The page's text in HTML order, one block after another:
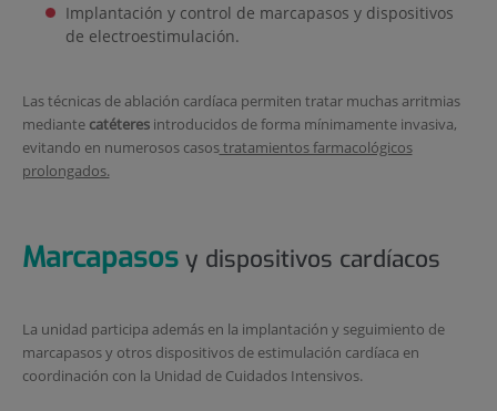
Implantación y control de marcapasos y dispositivos
de electroestimulación.
Las técnicas de ablación cardíaca permiten tratar muchas arritmias
mediante catéteresintroducidos de forma mínimamente invasiva,
evitando en numerosos casostratamientos farmacológicos
prolongados.
Marcapasosy dispositivos cardíacos
La unidad participa además en la implantación y seguimiento de
marcapasos y otros dispositivos de estimulación cardíaca en
coordinación con la Unidad de Cuidados Intensivos.